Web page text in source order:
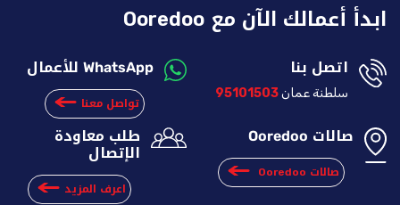
ابدأ أعمالك الآن مع Ooredoo
اتصل بنا
سلطنة عمان95101503
WhatsApp للأعمال
تواصل معنا
صالات Ooredoo
صالات Ooredoo
طلب معاودة
الإتصال
اعرف المزيد